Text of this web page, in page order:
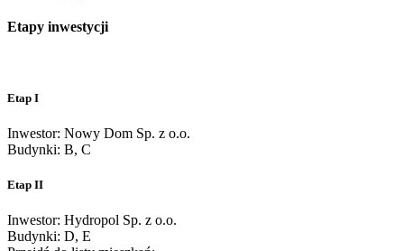
Etapy inwestycji
Etap I
Inwestor: Nowy Dom Sp. z o.o.
Budynki: B, C
Etap II
Inwestor: Hydropol Sp. z o.o.
Budynki: D, E